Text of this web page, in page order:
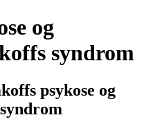
og
syndrom
psykose og